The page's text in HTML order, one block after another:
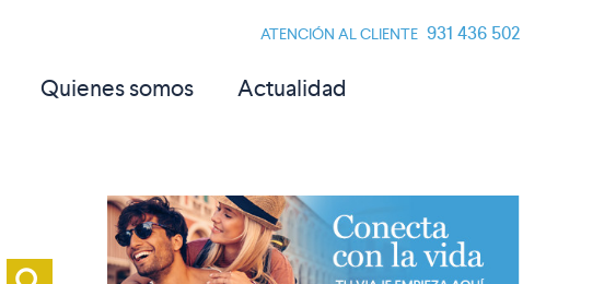
ATENCIÓN AL CLIENTE 931 436 502
Quienes somos
Actualidad